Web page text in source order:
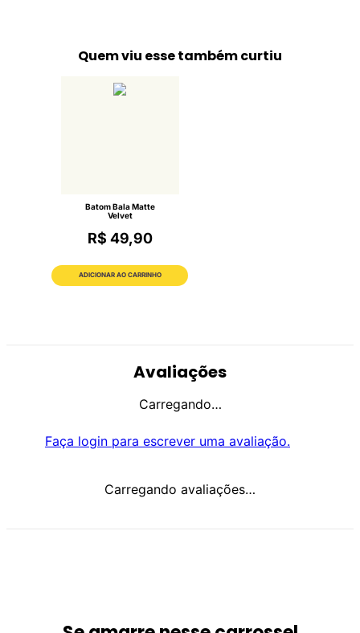
Quem viu esse também curtiu
Batom Bala Matte
Velvet
R$ 49,90
ADICIONAR AO CARRINHO
Avaliações
Carregando…
Faça login para escrever uma avaliação.
Carregando avaliações…